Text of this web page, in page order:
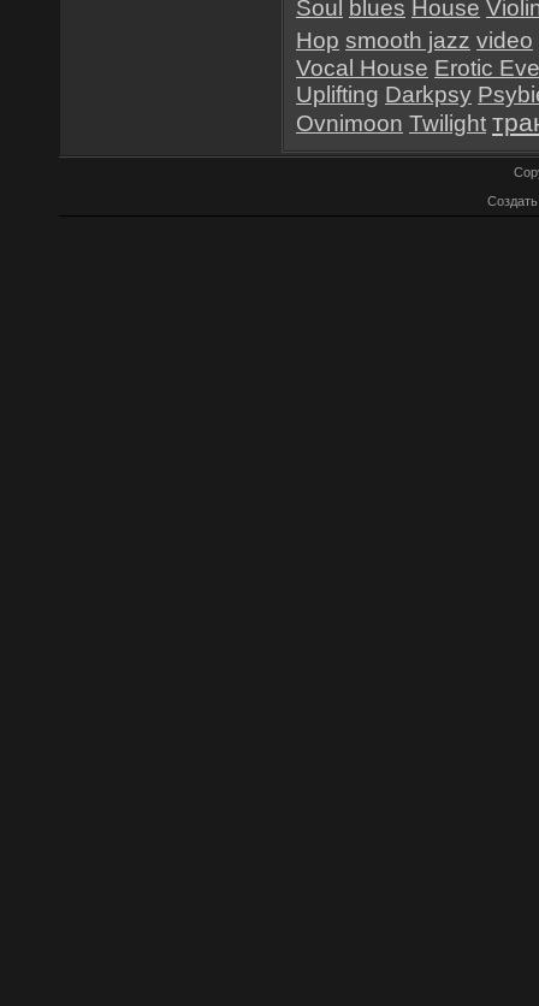
Soul blues House
Hop smooth jazz video
Vocal House Erotic
Uplifting Darkpsy
Ovnimoon Twilight